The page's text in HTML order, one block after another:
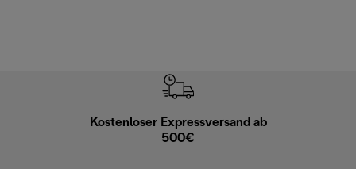
Kostenloser Expressversand ab
500€